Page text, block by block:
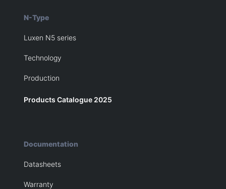
N-Type
Luxen N5 series
Technology
Production
Products Catalogue 2025
Documentation
Datasheets
Warranty